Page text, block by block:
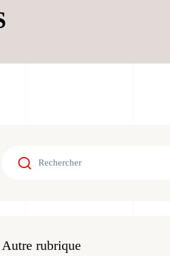
Autre rubrique